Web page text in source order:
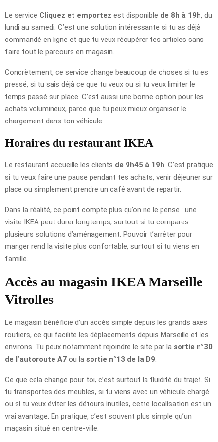
Le service Cliquez et emportez est disponible de 8h à 19h, du
lundi au samedi. C’est une solution intéressante si tu as déjà
commandé en ligne et que tu veux récupérer tes articles sans
faire tout le parcours en magasin.
Concrètement, ce service change beaucoup de choses si tu es
pressé, si tu sais déjà ce que tu veux ou si tu veux limiter le
temps passé sur place. C’est aussi une bonne option pour les
achats volumineux, parce que tu peux mieux organiser le
chargement dans ton véhicule.
Horaires du restaurant IKEA
Le restaurant accueille les clients de 9h45 à 19h . C’est pratique
si tu veux faire une pause pendant tes achats, venir déjeuner sur
place ou simplement prendre un café avant de repartir.
Dans la réalité, ce point compte plus qu’on ne le pense : une
visite IKEA peut durer longtemps, surtout si tu compares
plusieurs solutions d’aménagement. Pouvoir t’arrêter pour
manger rend la visite plus confortable, surtout si tu viens en
famille.
Accès au magasin IKEA Marseille
Vitrolles
Le magasin bénéficie d’un accès simple depuis les grands axes
routiers, ce qui facilite les déplacements depuis Marseille et les
environs. Tu peux notamment rejoindre le site par la sortie n°30
de l’autoroute A7 ou la sortie n°13 de la D9
Ce que cela change pour toi, c’est surtout la fluidité du trajet. Si
tu transportes des meubles, si tu viens avec un véhicule chargé
ou si tu veux éviter les détours inutiles, cette localisation est un
vrai avantage. En pratique, c’est souvent plus simple qu’un
magasin situé en centre-ville.